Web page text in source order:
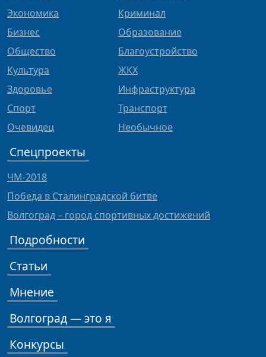
Экономика
Бизнес
Общество
Культура
Здоровье
Спорт
Очевидец
Криминал
Образование
Благоустройство
ЖКХ
Инфраструктура
Транспорт
Необычное
Спецпроекты
ЧМ-2018
Победа в Сталинградской битве
Волгоград – город спортивных достижений
Подробности
Статьи
Мнение
Волгоград — это я
Конкурсы